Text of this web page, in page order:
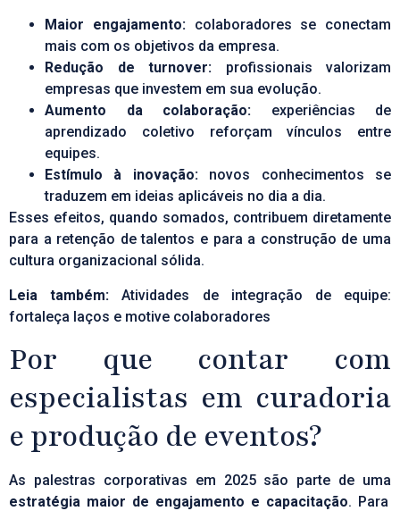
Maior engajamento:colaboradores se conectam
mais com os objetivos da empresa.
Redução de turnover: profissionais valorizam
empresas que investem em sua evolução.
Aumento da colaboração: experiências de
aprendizado coletivo reforçam vínculos entre
equipes.
Estímulo à inovação: novos conhecimentos se
traduzem em ideias aplicáveis no dia a dia.
Esses efeitos, quando somados, contribuem diretamente
para a retenção de talentos e para a construção de uma
cultura organizacional sólida.
Leia também:
Atividades de integração de equipe:
fortaleça laços e motive colaboradores
Por que contar com
especialistas em curadoria
e produção de eventos?
As palestras corporativas em 2025 são parte de uma
estratégia maior de engajamento e capacitação. Para